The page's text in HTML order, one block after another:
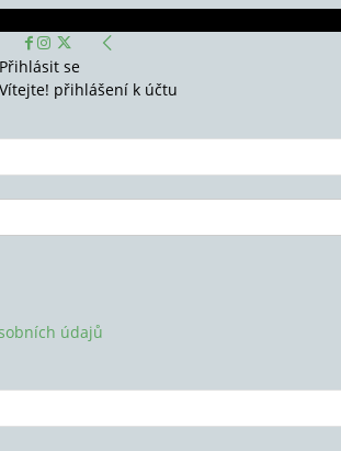
Přihlásit se
Vítejte! přihlášení k účtu
údajů